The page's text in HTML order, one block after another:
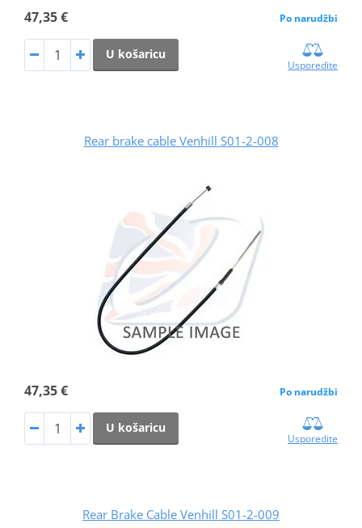
47,35 € Po narudžbi
U košaricu
Usporedite
Rear brake cable Venhill S01-2-008
47,35 € Po narudžbi
U košaricu
Usporedite
Rear Brake Cable Venhill S01-2-009